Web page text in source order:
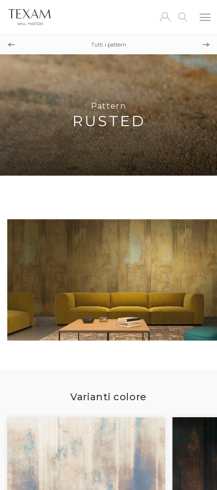
Tutti i pattern
Pattern
RUSTED
Varianti colore